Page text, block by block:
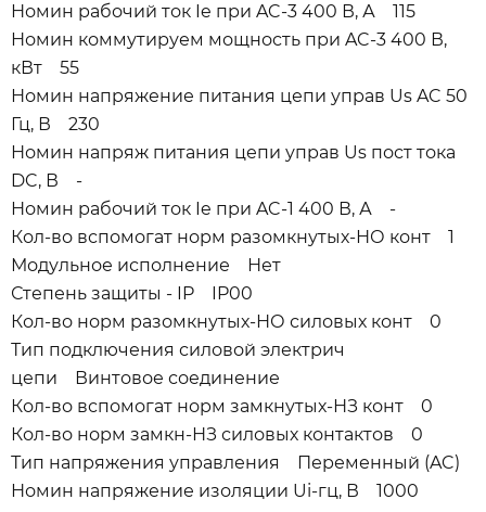
Номин рабочий ток Ie при AC-3 400 В, А 115
Номин коммутируем мощность при AC-3 400 В,
кВт 55
Номин напряжение питания цепи управ Us AC 50
Гц, В 230
Номин напряж питания цепи управ Us пост тока
DC, В -
Номин рабочий ток Ie при AC-1 400 В, А -
Кол-во вспомогат норм разомкнутых-НО конт 1
Модульное исполнение Нет
Степень защиты - IP IP00
Кол-во норм разомкнутых-НО силовых конт 0
Тип подключения силовой электрич
цепи Винтовое соединение
Кол-во вспомогат норм замкнутых-НЗ конт 0
Кол-во норм замкн-НЗ силовых контактов 0
Тип напряжения управления Переменный (AC)
Номин напряжение изоляции Ui-гц, В 1000